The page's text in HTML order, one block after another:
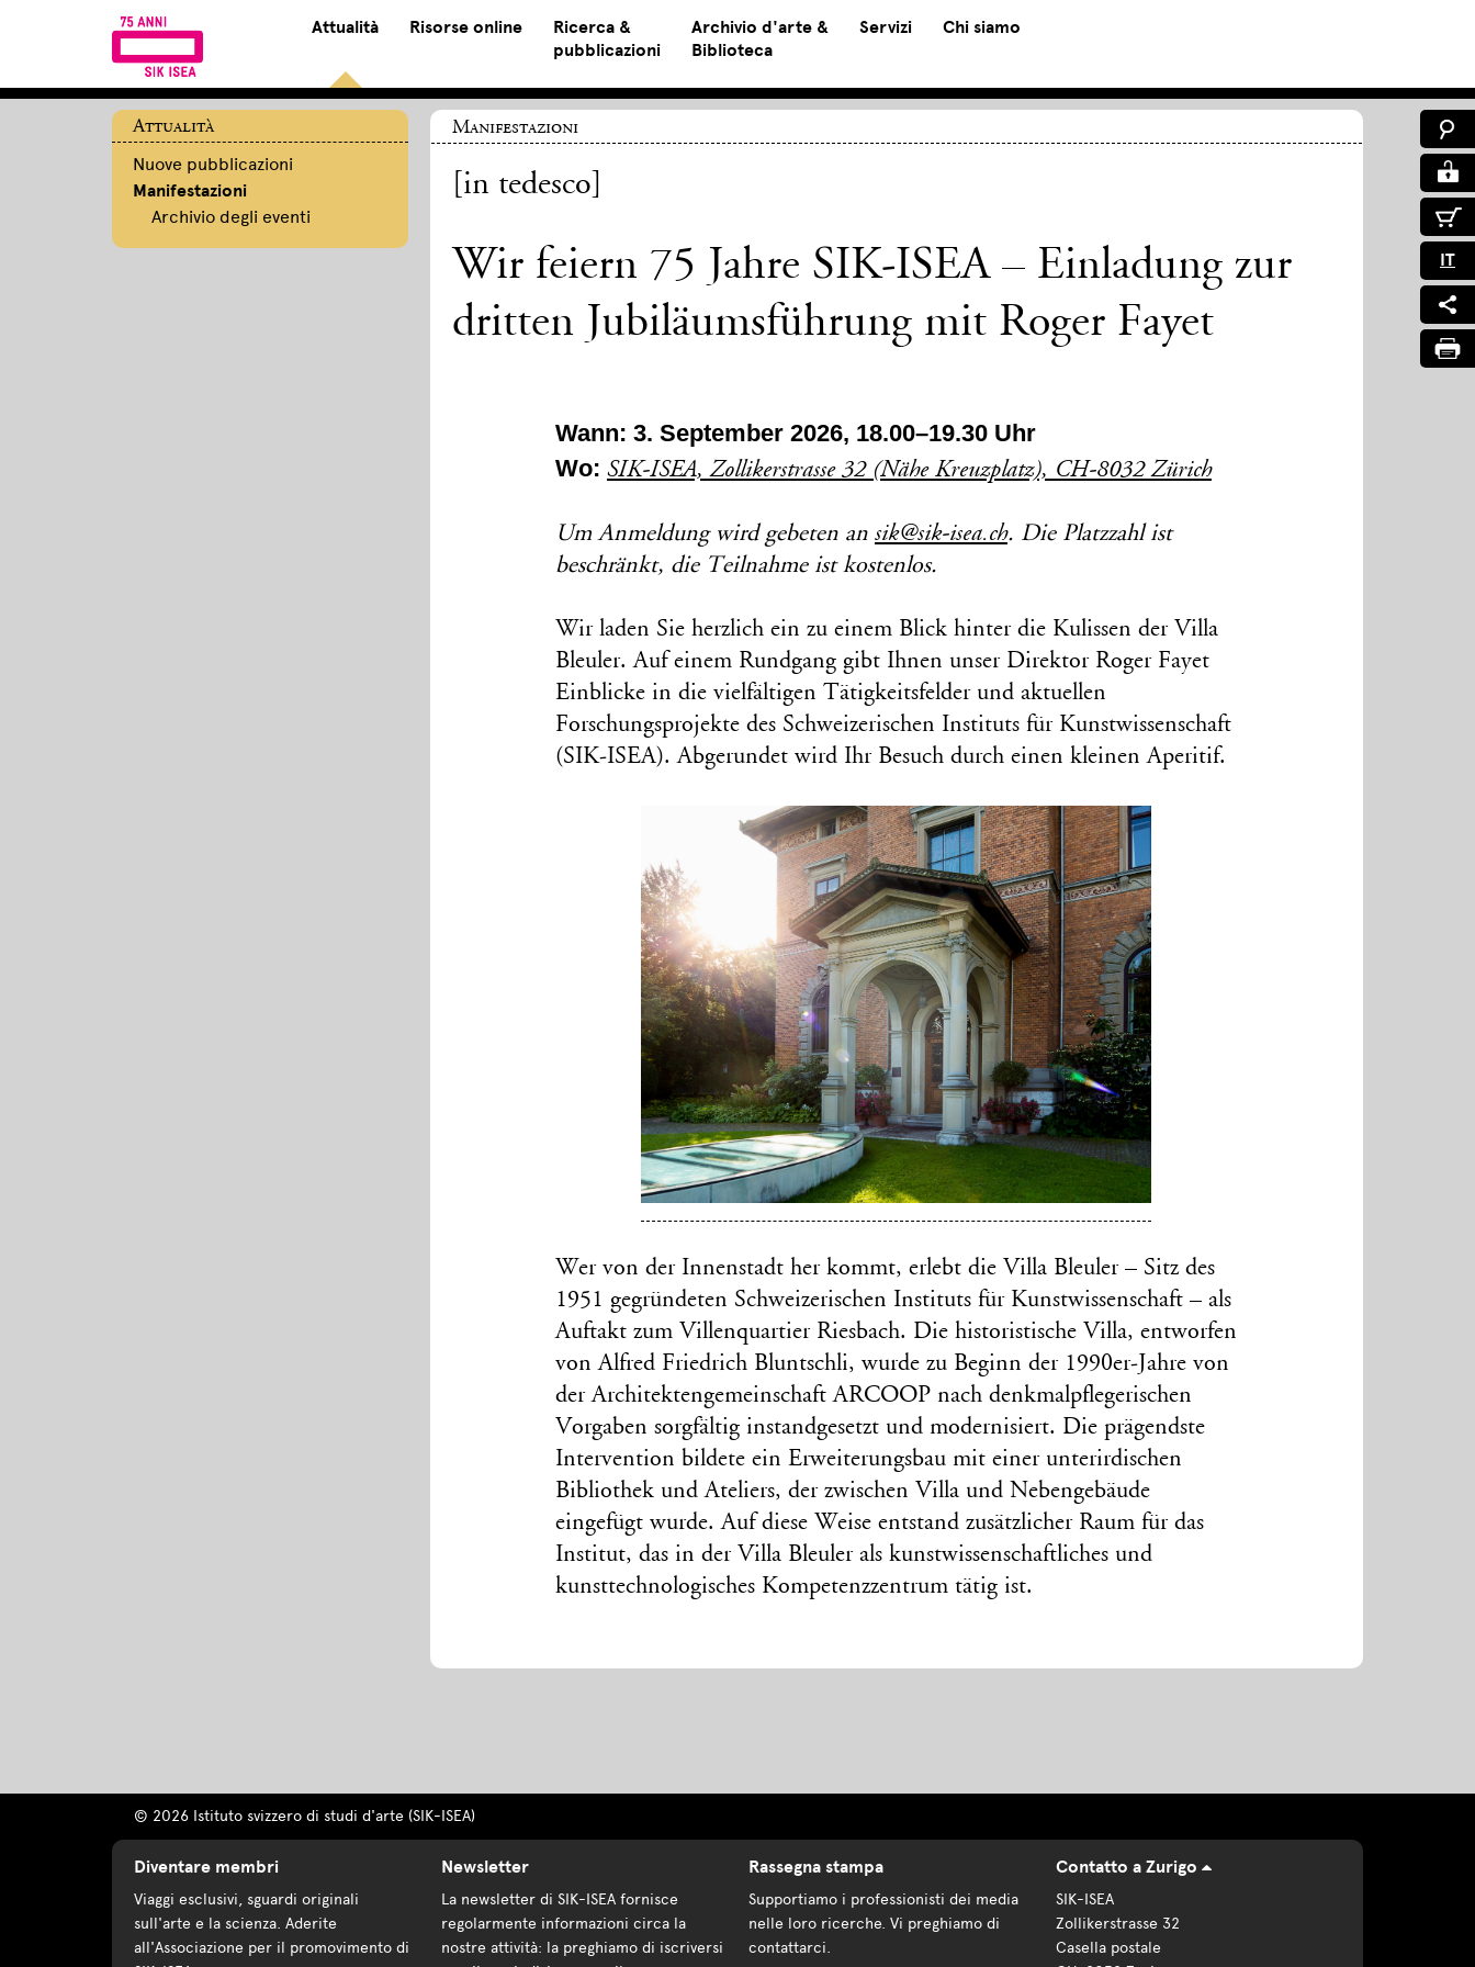
Attualità Risorse online
Ricerca &
pubblicazioni
Archivio d'arte &
Biblioteca
Servizi Chi siamo
IT
Attualità
Nuove pubblicazioni
Manifestazioni
Archivio degli eventi
Manifestazioni
[in tedesco]
Wir feiern 75 Jahre SIK-ISEA – Einladung zur
dritten Jubiläumsführung mit Roger Fayet
Wann: 3. September 2026, 18.00–19.30 Uhr
Wo: SIK-ISEA, Zollikerstrasse 32 (Nähe Kreuzplatz), CH-8032 Zürich
Um Anmeldung wird gebeten an sik@sik-isea.ch. Die Platzzahl ist
beschränkt, die Teilnahme ist kostenlos.
Wir laden Sie herzlich ein zu einem Blick hinter die Kulissen der Villa
Bleuler. Auf einem Rundgang gibt Ihnen unser Direktor Roger Fayet
Einblicke in die vielfältigen Tätigkeitsfelder und aktuellen
Forschungsprojekte des Schweizerischen Instituts für Kunstwissenschaft
(SIK-ISEA). Abgerundet wird Ihr Besuch durch einen kleinen Aperitif.
Wer von der Innenstadt her kommt, erlebt die Villa Bleuler – Sitz des
1951 gegründeten Schweizerischen Instituts für Kunstwissenschaft – als
Auftakt zum Villenquartier Riesbach. Die historistische Villa, entworfen
von Alfred Friedrich Bluntschli, wurde zu Beginn der 1990er-Jahre von
der Architektengemeinschaft ARCOOP nach denkmalpflegerischen
Vorgaben sorgfältig instandgesetzt und modernisiert. Die prägendste
Intervention bildete ein Erweiterungsbau mit einer unterirdischen
Bibliothek und Ateliers, der zwischen Villa und Nebengebäude
eingefügt wurde. Auf diese Weise entstand zusätzlicher Raum für das
Institut, das in der Villa Bleuler als kunstwissenschaftliches und
kunsttechnologisches Kompetenzzentrum tätig ist.
© 2026 Istituto svizzero di studi d'arte (SIK-ISEA)
Diventare membri
Viaggi esclusivi, sguardi originali
sull'arte e la scienza. Aderite
all'Associazione per il promovimento di
Newsletter
La newsletter di SIK-ISEA fornisce
regolarmente informazioni circa la
nostre attività: la preghiamo di iscriversi
Rassegna stampa
Supportiamo i professionisti dei media
nelle loro ricerche. Vi preghiamo di
contattarci.
Contatto a Zurigo
SIK-ISEA
Zollikerstrasse 32
Casella postale